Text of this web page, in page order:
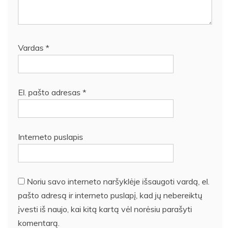
Vardas *
El. pašto adresas *
Interneto puslapis
Noriu savo interneto naršyklėje išsaugoti vardą, el.
pašto adresą ir interneto puslapį, kad jų nebereiktų
įvesti iš naujo, kai kitą kartą vėl norėsiu parašyti
komentarą.